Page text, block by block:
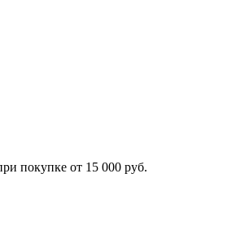
покупке от 15 000 руб.